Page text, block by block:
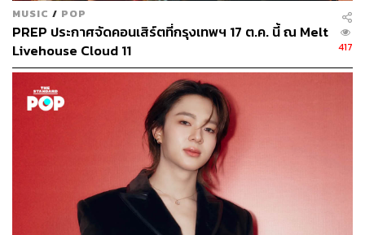
MUSIC / POP
PREP ประกาศจัดคอนเสิร์ตที่กรุงเทพฯ 17 ต.ค. นี้ ณ Melt
Livehouse Cloud 11
417